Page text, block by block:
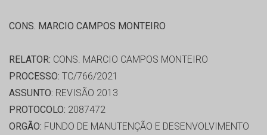
CONS. MARCIO CAMPOS MONTEIRO
RELATOR: CONS. MARCIO CAMPOS MONTEIRO
PROCESSO: TC/766/2021
ASSUNTO: REVISÃO 2013
PROTOCOLO: 2087472
ORGÃO: FUNDO DE MANUTENÇÃO E DESENVOLVIMENTO